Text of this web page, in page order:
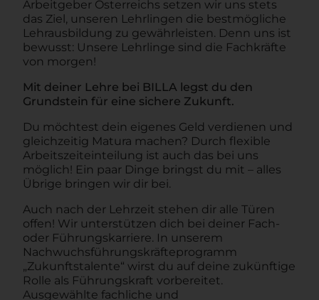
Arbeitgeber Österreichs setzen wir uns stets
das Ziel, unseren Lehrlingen die bestmögliche
Lehrausbildung zu gewährleisten. Denn uns ist
bewusst: Unsere Lehrlinge sind die Fachkräfte
von morgen!
Mit deiner Lehre bei BILLA legst du den
Grundstein für eine sichere Zukunft.
Du möchtest dein eigenes Geld verdienen und
gleichzeitig Matura machen? Durch flexible
Arbeitszeiteinteilung ist auch das bei uns
möglich! Ein paar Dinge bringst du mit – alles
Übrige bringen wir dir bei.
Auch nach der Lehrzeit stehen dir alle Türen
offen! Wir unterstützen dich bei deiner Fach-
oder Führungskarriere. In unserem
Nachwuchsführungskräfteprogramm
„Zukunftstalente“ wirst du auf deine zukünftige
Rolle als Führungskraft vorbereitet.
Ausgewählte fachliche und